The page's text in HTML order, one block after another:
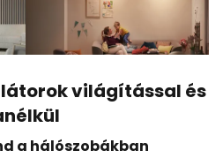
világítással és
a hálószobákban